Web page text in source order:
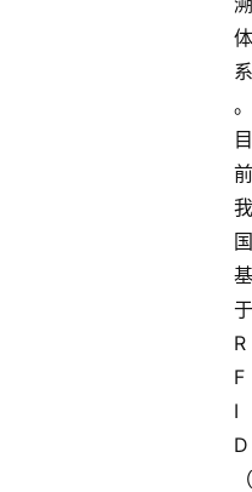
体
系
。
目
前
我
国
基
于
R
F
I
D
（